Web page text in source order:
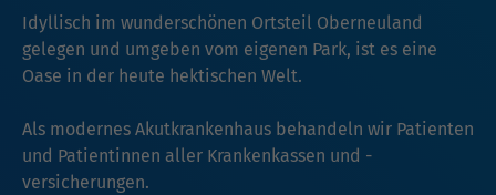
Idyllisch im wunderschönen Ortsteil Oberneuland
gelegen und umgeben vom eigenen Park, ist es eine
Oase in der heute hektischen Welt.
Als modernes Akutkrankenhaus behandeln wir Patienten
und Patientinnen aller Krankenkassen und -
versicherungen.